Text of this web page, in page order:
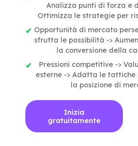
Analizza punti di forza e
Ottimizza le strategie per
Opportunità di mercato
sfrutta le possibilità ->
la conversione della
Pressioni competitive ->
esterne -> Adatta le tattiche
la posizione di
Inizia
gratuitamente